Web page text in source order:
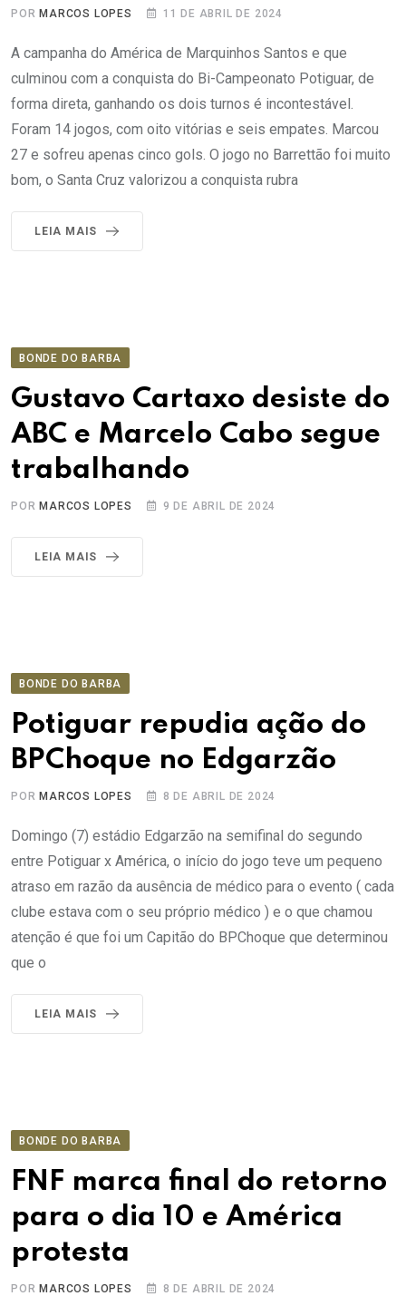
PORMARCOS LOPES 11 DE ABRIL DE 2024
A campanha do América de Marquinhos Santos e que
culminou com a conquista do Bi-Campeonato Potiguar, de
forma direta, ganhando os dois turnos é incontestável.
Foram 14 jogos, com oito vitórias e seis empates. Marcou
27 e sofreu apenas cinco gols. O jogo no Barrettão foi muito
bom, o Santa Cruz valorizou a conquista rubra
LEIA MAIS
BONDE DO BARBA
Gustavo Cartaxo desiste do
ABC e Marcelo Cabo segue
trabalhando
PORMARCOS LOPES 9 DE ABRIL DE 2024
LEIA MAIS
BONDE DO BARBA
Potiguar repudia ação do
BPChoque no Edgarzão
PORMARCOS LOPES 8 DE ABRIL DE 2024
Domingo (7) estádio Edgarzão na semifinal do segundo
entre Potiguar x América, o início do jogo teve um pequeno
atraso em razão da ausência de médico para o evento ( cada
clube estava com o seu próprio médico ) e o que chamou
atenção é que foi um Capitão do BPChoque que determinou
que o
LEIA MAIS
BONDE DO BARBA
FNF marca final do retorno
para o dia 10 e América
protesta
PORMARCOS LOPES 8 DE ABRIL DE 2024